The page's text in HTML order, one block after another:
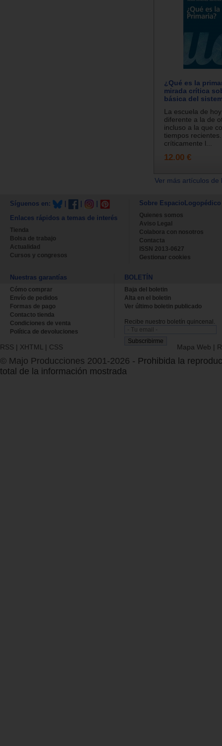
¿Qué es la
mirada crítica
básica del
La escuela de
diferente a la de
incluso a la que
tiempos
críticamente l...
12.00 €
Ver más artículos
Síguenos en:
Enlaces rápidos a temas de interés
Tienda
Bolsa de trabajo
Actualidad
Cursos y congresos
Sobre EspacioLogopédico
Quienes somos
Aviso Legal
Colabora con nosotros
Contacta
ISSN 2013-0627
Gestionar cookies
Nuestras garantías
Cómo comprar
Envío de pedidos
Formas de pago
Contacto tienda
Condiciones de venta
Política de devoluciones
BOLETÍN
Baja del boletin
Alta en el boletin
Ver último boletin publicado
Recibe nuestro boletín quincenal.
RSS | XHTML | CSS Mapa Web |
© Majo Producciones 2001-2026 - Prohibida la
total de la información mostrada